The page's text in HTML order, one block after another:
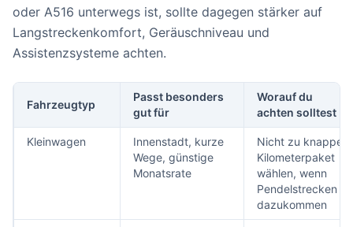
oder A516 unterwegs ist, sollte dagegen stärker auf
Langstreckenkomfort, Geräuschniveau und
Assistenzsysteme achten.
Fahrzeugtyp
Passt besonders
gut für
Worauf du
achten solltest
Kleinwagen
Innenstadt, kurze
Wege, günstige
Monatsrate
Nicht zu knappes
Kilometerpaket
wählen, wenn
Pendelstrecken
dazukommen